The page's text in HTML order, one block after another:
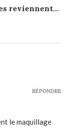
reviennent...
le maquillage
RÉPONDRE